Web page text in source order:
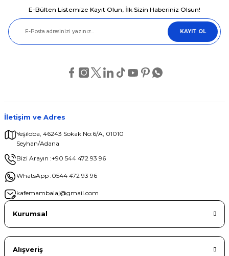
Ürün resmi kalitesiz, bozuk veya görüntülenemiyor.
Ürün açıklamasında eksik bilgiler bulunuyor.
Bu ürüne benzer farklı alternatifler olmalı.
E-Bülten Listemize Kayıt Olun, İlk Sizin Haberiniz Olsun!
KAYIT OL
İletişim ve Adres
Yeşiloba, 46243 Sokak No:6/A, 01010
Seyhan/Adana
Bizi Arayın :+90 544 472 93 96
WhatsApp :0544 472 93 96
kafemambalaj@gmail.com
Kurumsal
Alışveriş